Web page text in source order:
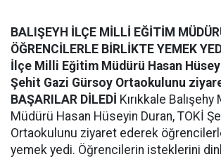
BALIŞEYH İLÇE MİLLİ EĞİTİM
ÖĞRENCİLERLE BİRLİKTE YEMEK
İlçe Milli Eğitim Müdürü Hasan
Şehit Gazi Gürsoy Ortaokulunu
BAŞARILAR DİLEDİ Kırıkkale
Müdürü Hasan Hüseyin Duran, TOKİ
Ortaokulunu ziyaret ederek
yemek yedi. Öğrencilerin isteklerini